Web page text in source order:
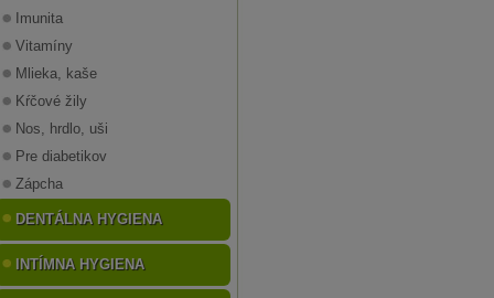
Imunita
Vitamíny
Mlieka, kaše
Kŕčové žily
Nos, hrdlo, uši
Pre diabetikov
Zápcha
DENTÁLNA HYGIENA
INTÍMNA HYGIENA